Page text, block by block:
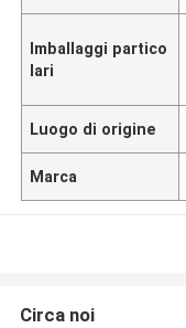
Imballaggi partico
lari
Luogo di origine
Marca
Circa noi